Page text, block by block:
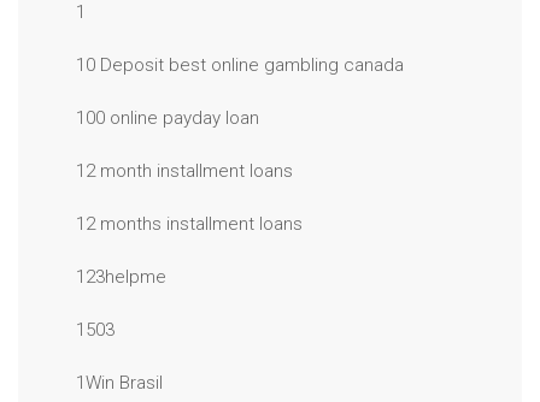
1
10 Deposit best online gambling canada
100 online payday loan
12 month installment loans
12 months installment loans
123helpme
1503
1Win Brasil